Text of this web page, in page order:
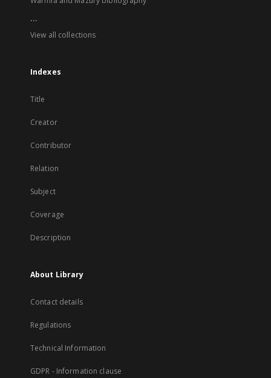
...
View all collections
Indexes
Title
Creator
Contributor
Relation
Subject
Coverage
Description
About Library
Contact details
Regulations
Technical Information
GDPR - Information clause